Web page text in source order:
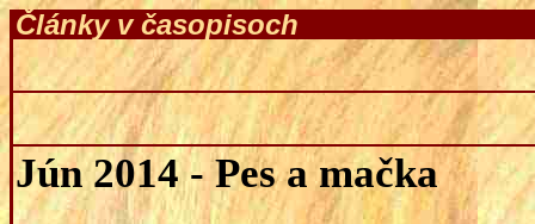
Články v časopisoch
Jún 2014- Pes a mačka